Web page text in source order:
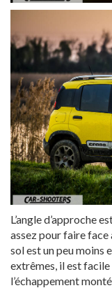
L’angle d’approche
assez pour faire face
sol est un peu moins
extrêmes, il est facile
l’échappement